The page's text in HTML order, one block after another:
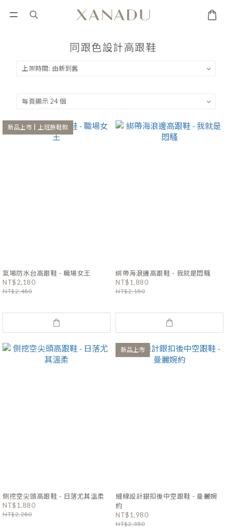
同跟色設計高跟鞋
新品上市┃上班族鞋款
氣場防水台高跟鞋 - 職場女王
NT$2,180
NT$2,480
綁帶海浪邊高跟鞋 - 我就是悶騷
NT$1,880
NT$2,180
側挖空尖頭高跟鞋 - 日落尤其溫柔
NT$1,880
NT$2,280
新品上市
縫線設計銀扣後中空跟鞋 - 曼麗婉
約
NT$1,980
NT$2,380